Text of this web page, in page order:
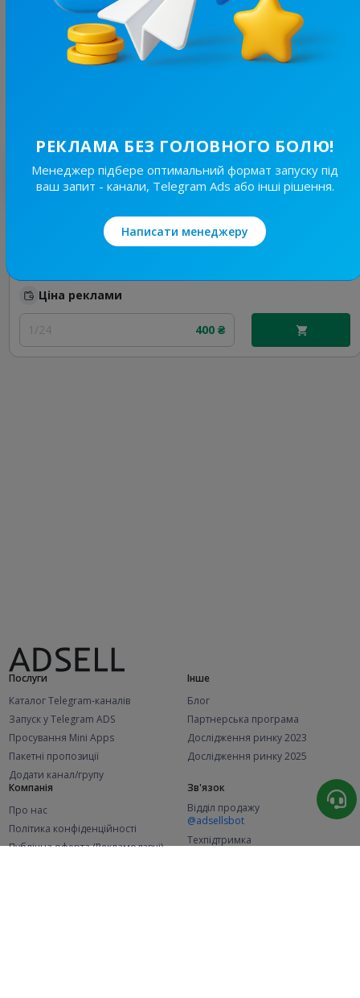
Новини/ЗМІ, Політика
Ціна реклами
Найкращі за темою
19.1K/
1.8K
Світ Навиворіт🌏
Ціна реклами
1/24 400 ₴
Послуги
Каталог Telegram-каналів
Запуск у Telegram ADS
Просування Mini Apps
Пакетні пропозиції
Додати канал/групу
Інше
Блог
Партнерська програма
Дослідження ринку 2023
Дослідження ринку 2025
Компанія
Про нас
Політика конфіденційності
Публічна оферта (Рекламодавці)
Зв'язок
Відділ продажу
@adsellsbot
Техпідтримка
РЕКЛАМА БЕЗ ГОЛОВНОГО БОЛЮ!
Менеджер підбере оптимальний формат запуску під
ваш запит - канали, Telegram Ads або інші рішення.
Написати менеджеру